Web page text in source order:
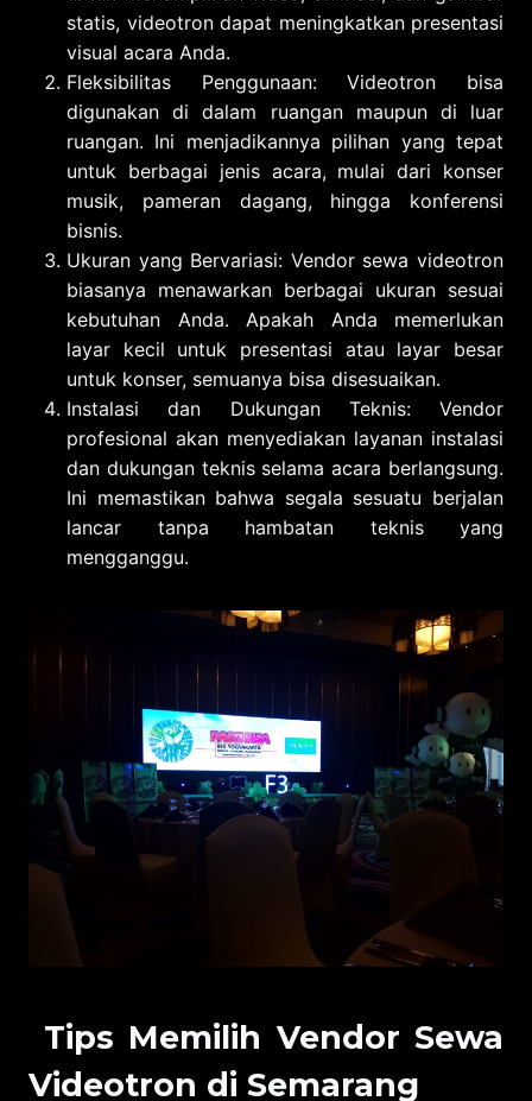
statis, videotron dapat meningkatkan presentasi
visual acara Anda.
Fleksibilitas Penggunaan: Videotron bisa
digunakan di dalam ruangan maupun di luar
ruangan. Ini menjadikannya pilihan yang tepat
untuk berbagai jenis acara, mulai dari konser
musik, pameran dagang, hingga konferensi
bisnis.
Ukuran yang Bervariasi: Vendor sewa videotron
biasanya menawarkan berbagai ukuran sesuai
kebutuhan Anda. Apakah Anda memerlukan
layar kecil untuk presentasi atau layar besar
untuk konser, semuanya bisa disesuaikan.
Instalasi dan Dukungan Teknis: Vendor
profesional akan menyediakan layanan instalasi
dan dukungan teknis selama acara berlangsung.
Ini memastikan bahwa segala sesuatu berjalan
lancar tanpa hambatan teknis yang
mengganggu.
Tips Memilih Vendor Sewa
Videotron di Semarang